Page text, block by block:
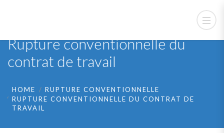
Rupture conventionnelle du
contrat de travail
HOME
RUPTURE CONVENTIONNELLE
RUPTURE CONVENTIONNELLE DU CONTRAT DE
TRAVAIL